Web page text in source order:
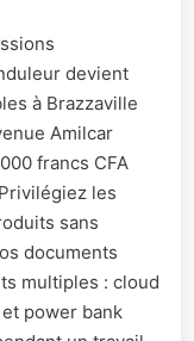
devient
à Brazzaville
Amilcar
francs CFA
les
sans
documents
multiples : cloud
power bank